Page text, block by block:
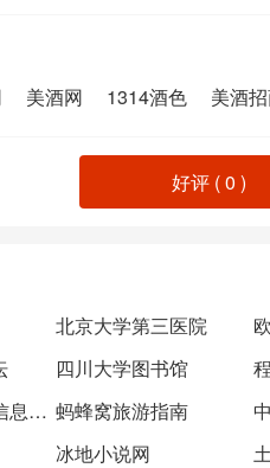
美酒网 1314酒色 美酒
好评 (0 )
北京大学第三医院
四川大学图书馆
百姓同城网免费信息发布 蚂蜂窝旅游指南
冰地小说网